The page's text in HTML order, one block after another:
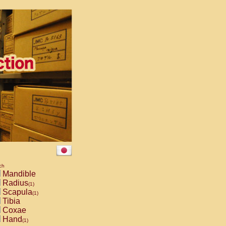
Mandible
Radius(1)
Scapula(1)
Tibia
Coxae
Hand(1)